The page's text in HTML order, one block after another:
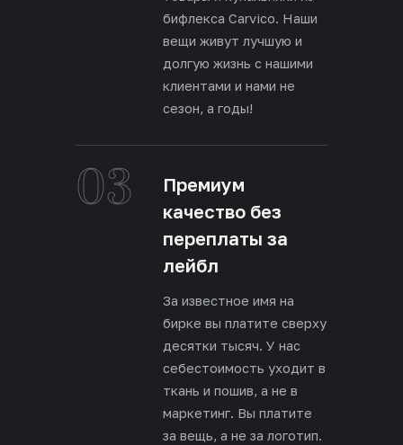
бифлекса Carvico. Наши
вещи живут лучшую и
долгую жизнь с нашими
клиентами и нами не
сезон, а годы!
03
Премиум
качество без
переплаты за
лейбл
За известное имя на
бирке вы платите сверху
десятки тысяч. У нас
себестоимость уходит в
ткань и пошив, а не в
маркетинг. Вы платите
за вещь, а не за логотип.